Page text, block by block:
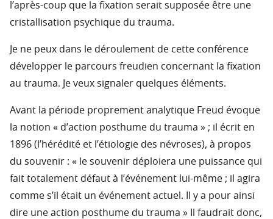
l’après-coup que la fixation serait supposée être une
cristallisation psychique du trauma.
Je ne peux dans le déroulement de cette conférence
développer le parcours freudien concernant la fixation
au trauma. Je veux signaler quelques éléments.
Avant la période proprement analytique Freud évoque
la notion « d’action posthume du trauma » ; il écrit en
1896 (l’hérédité et l’étiologie des névroses), à propos
du souvenir : « le souvenir déploiera une puissance qui
fait totalement défaut à l’événement lui-même ; il agira
comme s’il était un événement actuel. Il y a pour ainsi
dire une action posthume du trauma » Il faudrait donc,